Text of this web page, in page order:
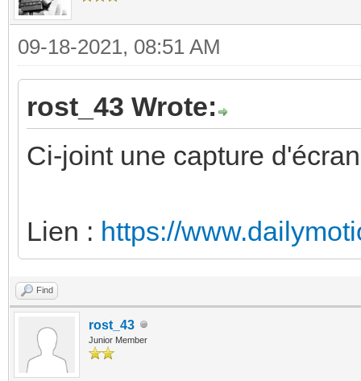
09-18-2021, 08:51 AM
rost_43 Wrote:
Ci-joint une capture
Lien : https://
Find
rost_43
Junior Member